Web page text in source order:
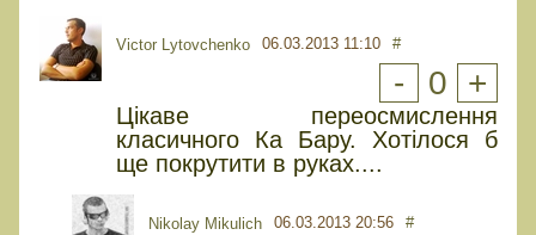
Victor Lytovchenko 06.03.2013 11:10 #
- 0 +
Цікаве переосмислення
класичного Ка Бару. Хотілося б
ще покрутити в руках....
Nikolay Mikulich 06.03.2013 20:56 #